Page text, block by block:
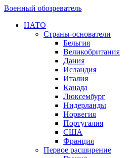
Военный обозреватель
НАТО
Страны-основатели
Бельгия
Великобритания
Дания
Исландия
Италия
Канада
Люксембург
Нидерланды
Норвегия
Португалия
США
Франция
Первое расширение